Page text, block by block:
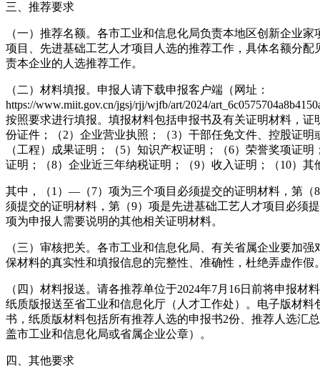
三、推荐要求
（一）推荐名额。各市工业和信息化局负责本地区创新企业
项目、先进基础工艺人才项目人选的推荐工作，具体名额分配
责本企业的人选推荐工作。
（二）材料填报。申报人请下载申报客户端（网址：
https://www.miit.gov.cn/jgsj/rjj/wjfb/art/2024/
按照要求进行填报。填报材料包括申报书及有关证明材料，证
份证件；（2）企业营业执照；（3）干部任免文件、控股证明
（工程）成果证明；（5）知识产权证明；（6）荣誉奖项证
证明；（8）企业近三年纳税证明；（9）收入证明；（10）其
其中，（1）—（7）项为三个项目必须提交的证明材料，第（
须提交的证明材料，第（9）项是先进基础工艺人才项目必须
项为申报人需要说明的其他相关证明材料。
（三）审核把关。各市工业和信息化局、有关省属企业要加
保材料的真实性和填报信息的完整性、准确性，杜绝弄虚作假
（四）材料报送。请各推荐单位于2024年7月16日前将申报材
纸质版报送至省工业和信息化厅（人才工作处）。电子版材料
书，纸质版材料包括所有推荐人选的申报书2份、推荐人选汇
盖市工业和信息化局或省属企业公章）。
四、其他要求